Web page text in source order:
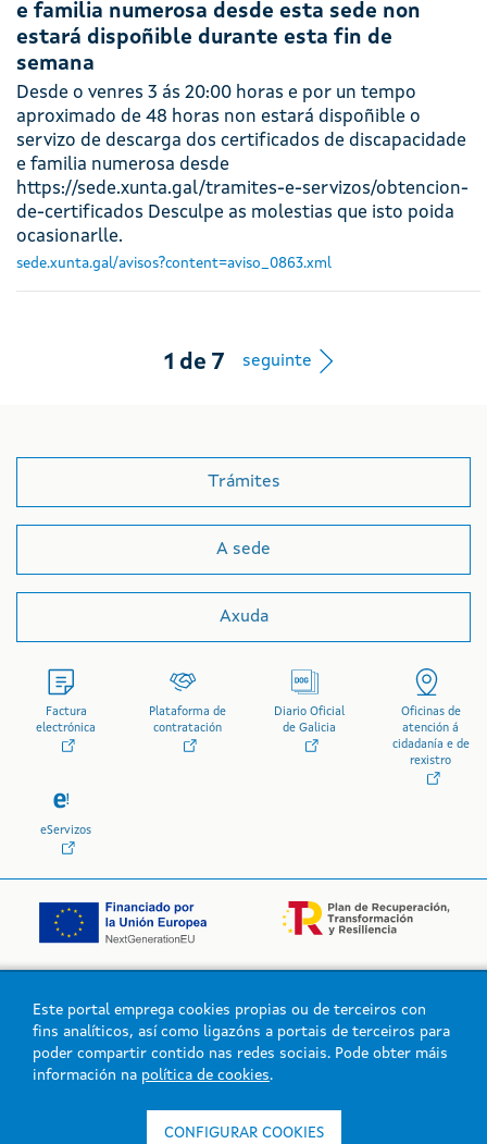
e familia numerosa desde esta sede non
estará dispoñible durante esta fin de
semana
Desde o venres 3 ás 20:00 horas e por un tempo
aproximado de 48 horas non estará dispoñible o
servizo de descarga dos certificados de discapacidade
e familia numerosa desde
https://sede.xunta.gal/tramites-e-servizos/obtencion-
de-certificados Desculpe as molestias que isto poida
ocasionarlle.
sede.xunta.gal/avisos?content=aviso_0863.xml
1 de 7 seguinte
Trámites
A sede
Axuda
Factura
electrónica
Plataforma de
contratación
Diario Oficial
de Galicia
Oficinas de
atención á
cidadanía e de
rexistro
eServizos
Logo da Xunta de Galicia
Este portal emprega cookies propias ou de terceiros con
fins analíticos, así como ligazóns a portais de terceiros para
poder compartir contido nas redes sociais. Pode obter máis
información na política de cookies.
CONFIGURAR COOKIES